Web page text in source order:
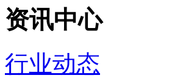
资讯中心
行业动态